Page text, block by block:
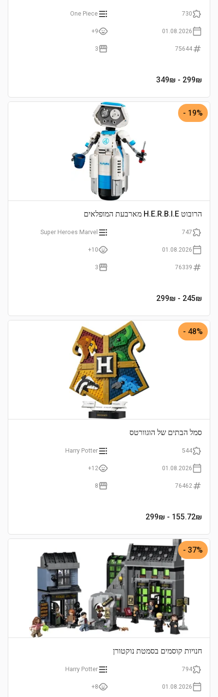
730
One Piece
01.08.2026
9+
75644
3
299₪
- 349₪
19% -
הרובוט H.E.R.B.I.E מארבעת המופלאים
747
Super Heroes Marvel
01.08.2026
10+
76339
3
245₪
- 299₪
48% -
סמל הבתים של הוגוורטס
544
Harry Potter
01.08.2026
12+
76462
8
155.72₪
- 299₪
37% -
חנויות קוסמים בסמטת נוקטורן
794
Harry Potter
01.08.2026
8+